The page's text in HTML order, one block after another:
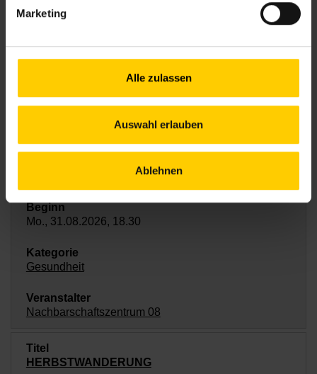
Marketing
Alle zulassen
Auswahl erlauben
Ablehnen
Nachbarschaftszentrum 08
SHG HIDRADENITIS SUPPURATIVA
Mo., 31.08.2026, 18.30
Gesundheit
Nachbarschaftszentrum 08
HERBSTWANDERUNG